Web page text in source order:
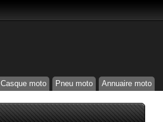
Casque moto Pneu moto Annuaire moto